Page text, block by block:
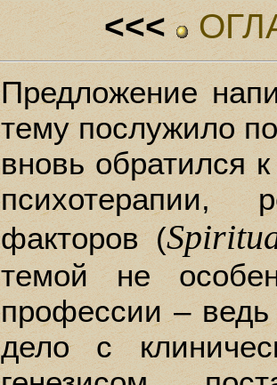
<<<
Предложение
тему послужило
вновь обратился
психотерапии,
факторов (
темой не
профессии –
дело с